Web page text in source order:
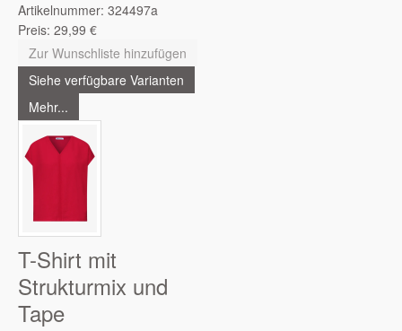
Artikelnummer: 324497a
Preis: 29,99 €
Zur Wunschliste hinzufügen
Siehe verfügbare Varianten
Mehr...
T-Shirt mit
Strukturmix und
Tape